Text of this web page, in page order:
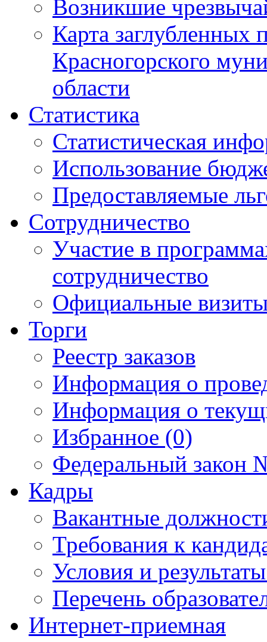
Возникшие
Карта
Красногорского
области
Статистика
Статистическая
Использование
Предоставляемые
Сотрудничество
Участие в
сотрудничество
Официальные
Торги
Реестр заказов
Информация о
Информация о
Избранное (0)
Федеральный закон
Кадры
Вакантные
Требования к
Условия и
Перечень
Интернет-приемная